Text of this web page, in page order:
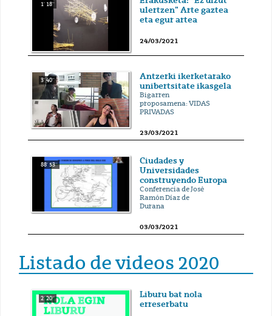
1' 18''
ulertzen" Arte gaztea
eta egur artea
24/03/2021
3' 40''
Antzerki ikerketarako
unibertsitate ikasgela
Bigarren
proposamena: VIDAS
PRIVADAS
23/03/2021
88' 53''
Ciudades y
Universidades
construyendo Europa
Conferencia de José
Ramón Díaz de
Durana
03/03/2021
Listado de videos 2020
2' 20''
Liburu bat nola
erreserbatu